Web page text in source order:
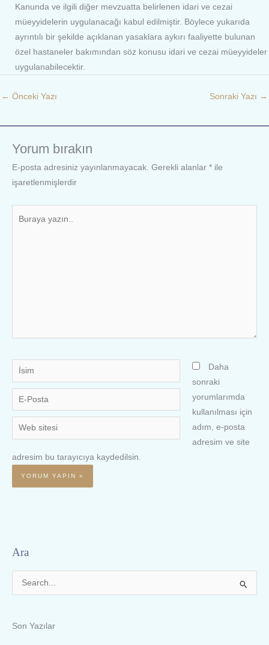
Kanunda ve ilgili diğer mevzuatta belirlenen idari ve cezai
müeyyidelerin uygulanacağı kabul edilmiştir. Böylece yukarıda
ayrıntılı bir şekilde açıklanan yasaklara aykırı faaliyette bulunan
özel hastaneler bakımından söz konusu idari ve cezai müeyyideler
uygulanabilecektir.
← Önceki Yazı Sonraki Yazı →
Yorum bırakın
E-posta adresiniz yayınlanmayacak. Gerekli alanlar * ile
işaretlenmişlerdir
İsim
E-
Posta
Web
sitesi
Daha
sonraki
yorumlarımda
kullanılması için
adım, e-posta
adresim ve site
adresim bu tarayıcıya kaydedilsin.
Ara
Son Yazılar